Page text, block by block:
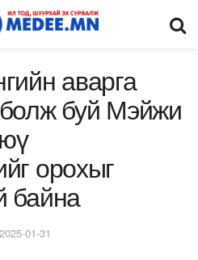
аварга
буй Мэйжи
орохыг
байна
2025-01-31